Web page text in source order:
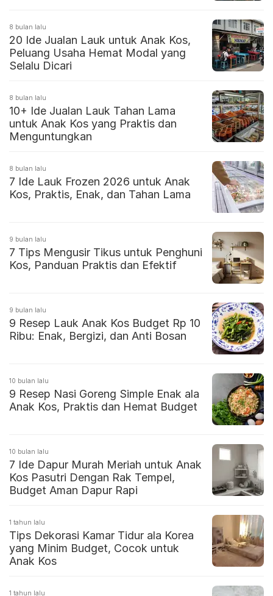
8 bulan lalu
20 Ide Jualan Lauk untuk Anak Kos,
Peluang Usaha Hemat Modal yang
Selalu Dicari
8 bulan lalu
10+ Ide Jualan Lauk Tahan Lama
untuk Anak Kos yang Praktis dan
Menguntungkan
8 bulan lalu
7 Ide Lauk Frozen 2026 untuk Anak
Kos, Praktis, Enak, dan Tahan Lama
9 bulan lalu
7 Tips Mengusir Tikus untuk Penghuni
Kos, Panduan Praktis dan Efektif
9 bulan lalu
9 Resep Lauk Anak Kos Budget Rp 10
Ribu: Enak, Bergizi, dan Anti Bosan
10 bulan lalu
9 Resep Nasi Goreng Simple Enak ala
Anak Kos, Praktis dan Hemat Budget
10 bulan lalu
7 Ide Dapur Murah Meriah untuk Anak
Kos Pasutri Dengan Rak Tempel,
Budget Aman Dapur Rapi
1 tahun lalu
Tips Dekorasi Kamar Tidur ala Korea
yang Minim Budget, Cocok untuk
Anak Kos
1 tahun lalu